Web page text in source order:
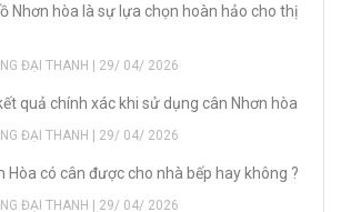
Nhơn hòa là sự lựa chọn hoàn hảo cho thị
ĐẠI THANH | 29/ 04/ 2026
quả chính xác khi sử dụng cân Nhơn hòa
ĐẠI THANH | 29/ 04/ 2026
Hòa có cân được cho nhà bếp hay không ?
ĐẠI THANH | 29/ 04/ 2026